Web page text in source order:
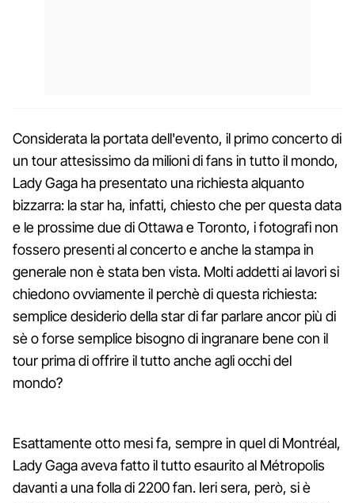
Considerata la portata dell'evento, il primo concerto di
un tour attesissimo da milioni di fans in tutto il mondo,
Lady Gaga ha presentato una richiesta alquanto
bizzarra: la star ha, infatti, chiesto che per questa data
e le prossime due di Ottawa e Toronto, i fotografi non
fossero presenti al concerto e anche la stampa in
generale non è stata ben vista. Molti addetti ai lavori si
chiedono ovviamente il perchè di questa richiesta:
semplice desiderio della star di far parlare ancor più di
sè o forse semplice bisogno di ingranare bene con il
tour prima di offrire il tutto anche agli occhi del
mondo?
Esattamente otto mesi fa, sempre in quel di Montréal,
Lady Gaga aveva fatto il tutto esaurito al Métropolis
davanti a una folla di 2200 fan. Ieri sera, però, si è